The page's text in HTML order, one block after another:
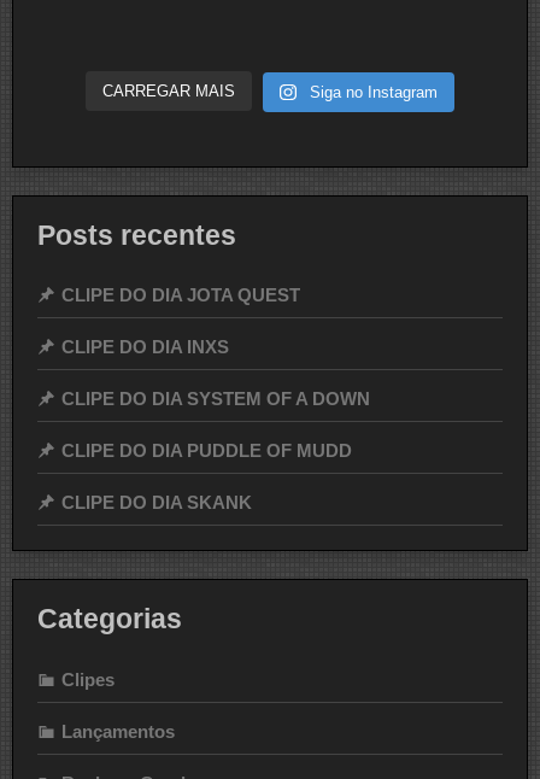
CARREGAR MAIS Siga no Instagram
Posts recentes
CLIPE DO DIA JOTA QUEST
CLIPE DO DIA INXS
CLIPE DO DIA SYSTEM OF A DOWN
CLIPE DO DIA PUDDLE OF MUDD
CLIPE DO DIA SKANK
Categorias
Clipes
Lançamentos